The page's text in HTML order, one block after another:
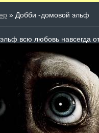
» Добби -домовой эльф
всю любовь навсегда